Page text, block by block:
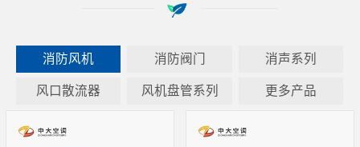
消防风机 消防阀门 消声系列
风口散流器 风机盘管系列 更多产品